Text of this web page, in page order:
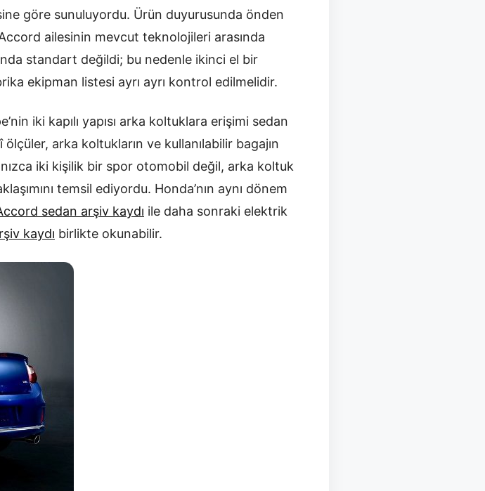
göre sunuluyordu. Ürün duyurusunda önden
Accord ailesinin mevcut teknolojileri arasında
standart değildi; bu nedenle ikinci el bir
ekipman listesi ayrı ayrı kontrol edilmelidir.
iki kapılı yapısı arka koltuklara erişimi sedan
arka koltukların ve kullanılabilir bagajın
iki kişilik bir spor otomobil değil, arka koltuk
temsil ediyordu. Honda’nın aynı dönem
sedan arşiv kaydı ile daha sonraki elektrik
kaydı birlikte okunabilir.